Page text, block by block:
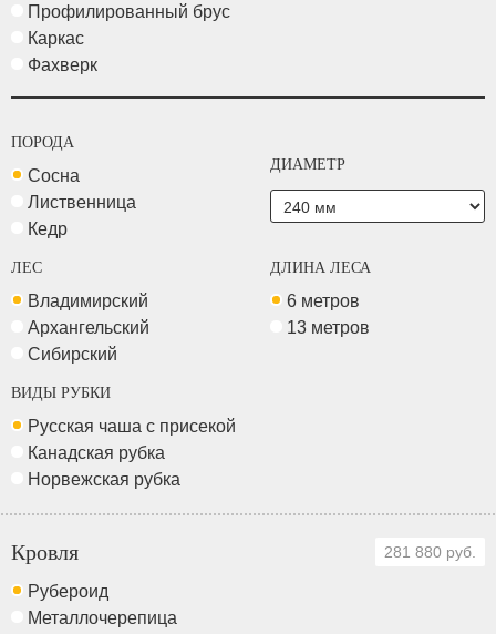
Профилированный брус
Каркас
Фахверк
ПОРОДА
Сосна
Лиственница
Кедр
ДИАМЕТР
ЛЕС
Владимирский
Архангельский
Сибирский
ДЛИНА ЛЕСА
6 метров
13 метров
ВИДЫ РУБКИ
Русская чаша с присекой
Канадская рубка
Норвежская рубка
Кровля 281 880 руб.
Рубероид
Металлочерепица